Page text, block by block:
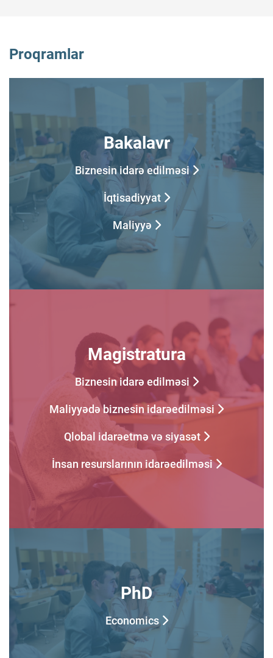
Proqramlar
Bakalavr
Biznesin idarə edilməsi
İqtisadiyyat
Maliyyə
Magistratura
Biznesin idarə edilməsi
Maliyyədə biznesin idarəedilməsi
Qlobal idarəetmə və siyasət
İnsan resurslarının idarəedilməsi
PhD
Economics